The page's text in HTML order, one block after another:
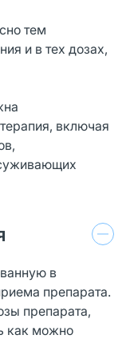
тем
и в тех дозах,
включая
в
препарата.
препарата,
как можно